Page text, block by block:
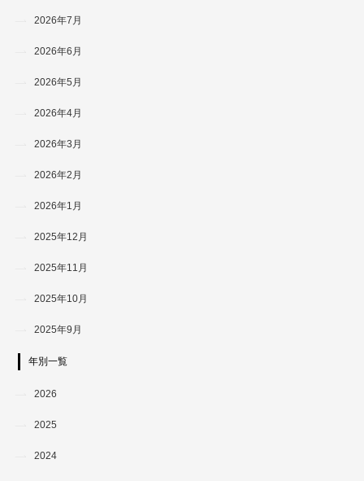
2026年7月
2026年6月
2026年5月
2026年4月
2026年3月
2026年2月
2026年1月
2025年12月
2025年11月
2025年10月
2025年9月
年別一覧
2026
2025
2024